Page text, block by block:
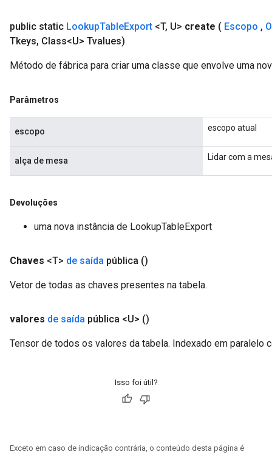
public static LookupTableExport <T, U> create ( Escopo ,
Tkeys, Class<U> Tvalues)
Método de fábrica para criar uma classe que envolve uma
Parâmetros
escopo escopo atual
alça de mesa Lidar com a
Devoluções
uma nova instância de LookupTableExport
Chaves <T> de saída pública ()
Vetor de todas as chaves presentes na tabela.
valores de saída pública <U> ()
Tensor de todos os valores da tabela. Indexado em paralelo
Isso foi útil?
Exceto em caso de indicação contrária, o conteúdo desta página é